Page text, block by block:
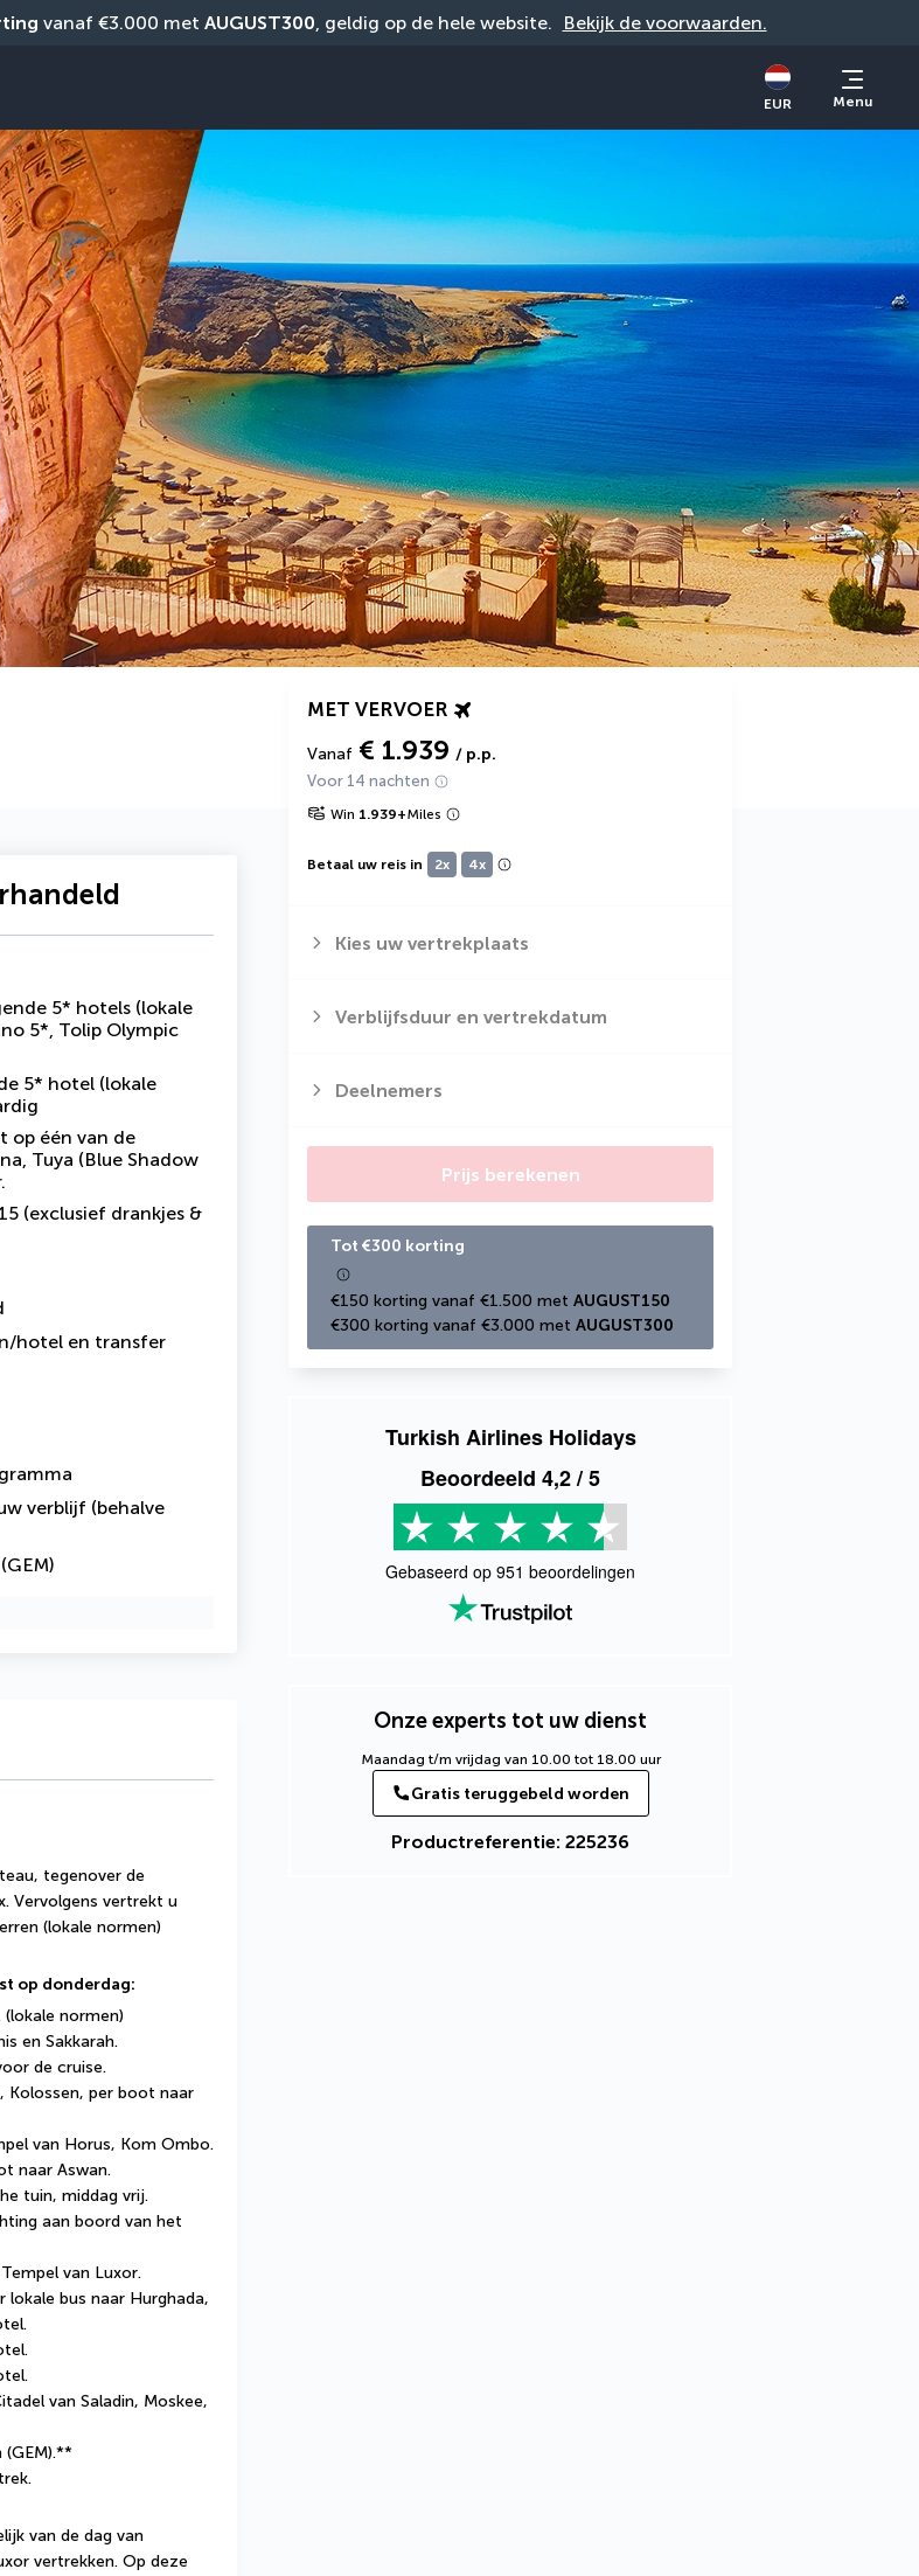
vanaf €3.000 met AUGUST300, geldig op de hele website. Bekijk de voorwaarden.
EUR Menu
MET VERVOER
Vanaf € 1.939 / p.p.
Voor 14 nachten
Win 1.939+Miles
Betaal uw reis in 2x 4x
Kies uw vertrekplaats
Verblijfsduur en vertrekdatum
Deelnemers
Prijs berekenen
Tot €300 korting
€150 korting vanaf €1.500 met AUGUST150
€300 korting vanaf €3.000 met AUGUST300
Turkish Airlines Holidays
Beoordeeld 4,2/ 5
Gebaseerd op 951 beoordelingen
Onze experts tot uw dienst
Maandag t/m vrijdag van 10.00 tot 18.00 uur
Gratis teruggebeld worden
Productreferentie: 225236
5* hotels (lokale
5*, Tolip Olympic
5* hotel (lokale
op één van de
Tuya (Blue Shadow
(exclusief drankjes &
hotel en transfer
verblijf (behalve
tegenover de
Vervolgens vertrekt u
(lokale normen)
op donderdag:
normen)
en Sakkarah.
de cruise.
Kolossen, per boot naar
van Horus, Kom Ombo.
naar Aswan.
tuin, middag vrij.
aan boord van het
van Luxor.
bus naar Hurghada,
van Saladin, Moskee,
(GEM).**
van de dag van
vertrekken. Op deze